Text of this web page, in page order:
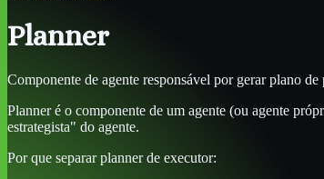
Planner
Componente de agente responsável por gerar plano
Planner é o componente de um agente (ou agente
estrategista" do agente.
Por que separar planner de executor: